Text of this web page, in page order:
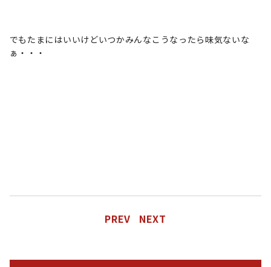
でもたまにはいいけどいつかみんなこうなったら味気ないな
ぁ・・・
PREV NEXT